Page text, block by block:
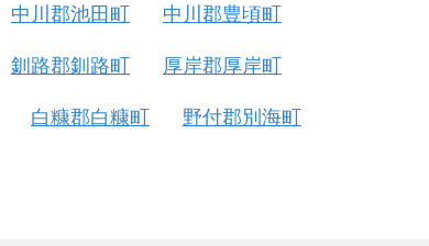
中川郡池田町 中川郡豊頃町
釧路郡釧路町 厚岸郡厚岸町
白糠郡白糠町 野付郡別海町